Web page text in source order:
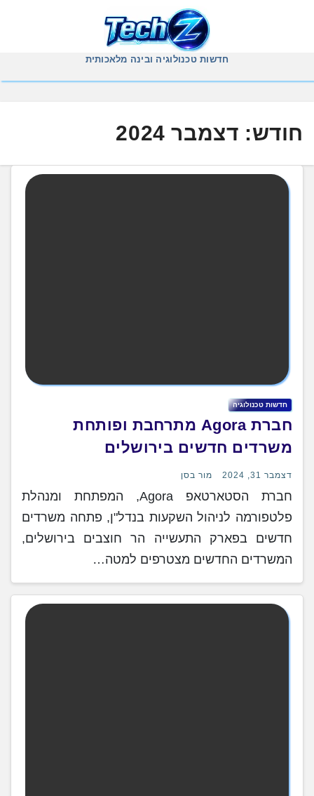
חדשות טכנולוגיה ובינה מלאכותית
חודש: דצמבר 2024
חדשות טכנולוגיה
חברת Agora מתרחבת ופותחת
משרדים חדשים בירושלים
דצמבר 31, 2024 מור בסן
חברת הסטארטאפ Agora, המפתחת ומנהלת
פלטפורמה לניהול השקעות בנדל"ן, פתחה משרדים
חדשים בפארק התעשייה הר חוצבים בירושלים,
המשרדים החדשים מצטרפים למטה…